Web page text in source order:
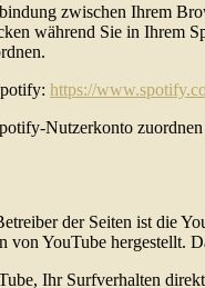
zwischen Ihrem
während Sie in
https://
Nutzerkonto
der Seiten ist
YouTube hergestellt.
Ihr Surfverhalten